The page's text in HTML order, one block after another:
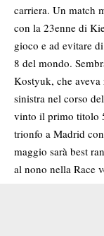
carriera. Un match
con la 23enne di
gioco e ad evitare
8 del mondo.
Kostyuk, che
sinistra nel corso
vinto il primo titolo
trionfo a Madrid
maggio sarà best
al nono nella Race